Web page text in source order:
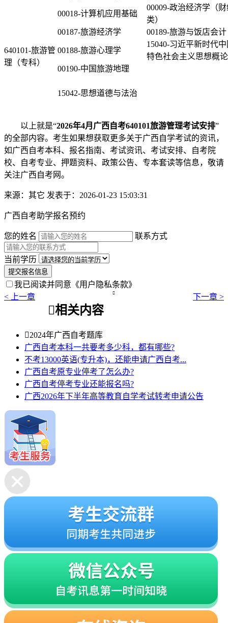
640101-旅游管
理（专科）
00018-计算机应用基础
00009-政治经济学（
类）
00187-旅游经济学
00189-旅游与饭店会计
00188-旅游心理学
15040-习近平新时代
特色社会主义思想概论
00190-中国旅游地理
15042-思想道德与法治
以上就是“2026年4月广西自考640101旅游管理考试安排”
的全部内容。考生如果想获取更多关于广西自学考试的资讯，
如广西自考本科、报名指南、考试资讯、考试安排、自考院
校、自考专业、押题资料、政策公告、专本套读等信息，敬请
关注广西自考网。
来源：其它 发表于：2026-01-23 15:03:31
广西自考助学报名预约
您的姓名 联系方式
当前学历
提交报名信息
我已阅读并同意 《用户隐私条款》
< 上一章
 下一章 >
相关内容
2024年广西自考题库
广西自考本科一共要考多少科，都有哪些?
不考13000英语(专升本)，还能申请广西自考...
广西自考原专业停考了怎么办?
广西自考停考专业还能报名吗?
广西2026年下半年高等教育自学考试转考申请公告